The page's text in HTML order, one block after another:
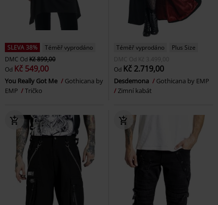
SLEVA 38%
Téměř vyprodáno
DMC Od Kč 899,00
Od Kč 549,00
You Really Got Me
Gothicana by
EMP
Tričko
Téměř vyprodáno
Plus Size
DMC Od Kč 3.499,00
Od Kč 2.719,00
Desdemona
Gothicana by EMP
Zimní kabát